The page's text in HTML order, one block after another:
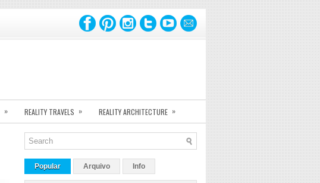
» REALITY TRAVELS » REALITY ARCHITECTURE »
Popular Arquivo Info